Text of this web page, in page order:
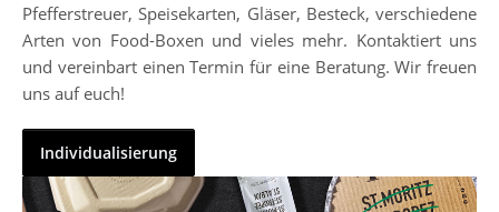
Pfefferstreuer, Speisekarten, Gläser, Besteck, verschiedene
Arten von Food-Boxen und vieles mehr. Kontaktiert uns
und vereinbart einen Termin für eine Beratung. Wir freuen
uns auf euch!
Individualisierung